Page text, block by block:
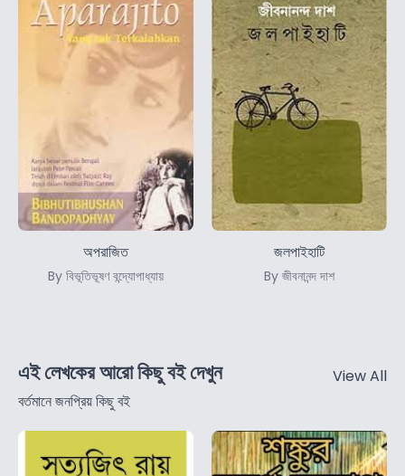
অপরাজিত
By বিভূতিভূষণ বন্দ্যোপাধ্যায়
জলপাইহাটি
By জীবনানন্দ দাশ
এই লেখকের আরো কিছু বই দেখুন
বর্তমানে জনপ্রিয় কিছু বই
View All